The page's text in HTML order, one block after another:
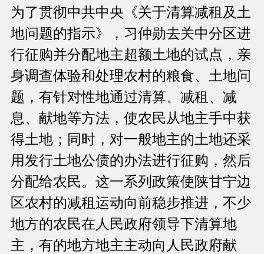
为了贯彻中共中央《关于清算减租及土
地问题的指示》，习仲勋去关中分区进
行征购并分配地主超额土地的试点，亲
身调查体验和处理农村的粮食、土地问
题，有针对性地通过清算、减租、减
息、献地等方法，使农民从地主手中获
得土地；同时，对一般地主的土地还采
用发行土地公债的办法进行征购，然后
分配给农民。这一系列政策使陕甘宁边
区农村的减租运动向前稳步推进，不少
地方的农民在人民政府领导下清算地
主，有的地方地主主动向人民政府献